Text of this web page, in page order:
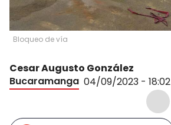
Bloqueo de vía
Cesar Augusto González
Bucaramanga 04/09/2023 - 18:02